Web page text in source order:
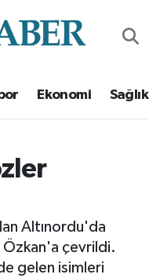
Ekonomi Sağlık
Altınordu'da
çevrildi.
gelen isimleri